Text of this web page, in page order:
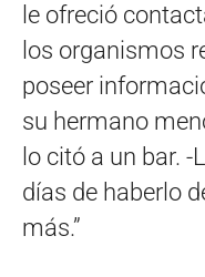
le ofreció
los organismos
poseer
su hermano
lo citó a un bar.
días de haberlo
más.”